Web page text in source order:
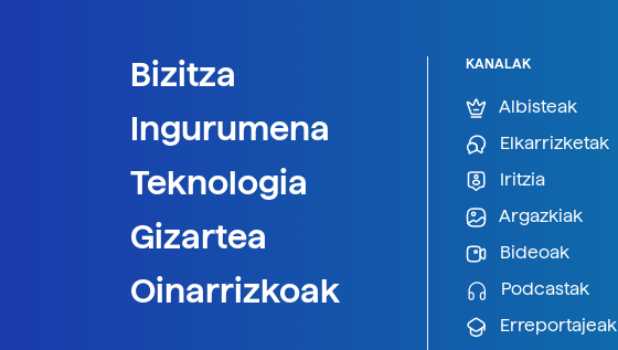
Bizitza
Ingurumena
Teknologia
Gizartea
Oinarrizkoak
KANALAK
Albisteak
Elkarrizketak
Iritzia
Argazkiak
Bideoak
Podcastak
Erreportajeak